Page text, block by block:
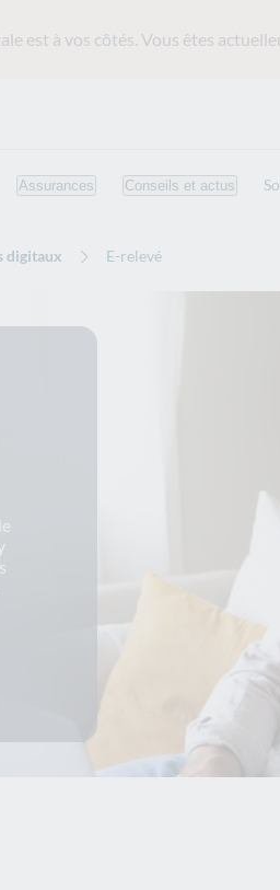
est à vos côtés. Vous êtes
Assurances Conseils et actus
digitaux E-relevé